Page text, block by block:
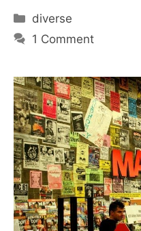
Categories
diverse
1 Comment